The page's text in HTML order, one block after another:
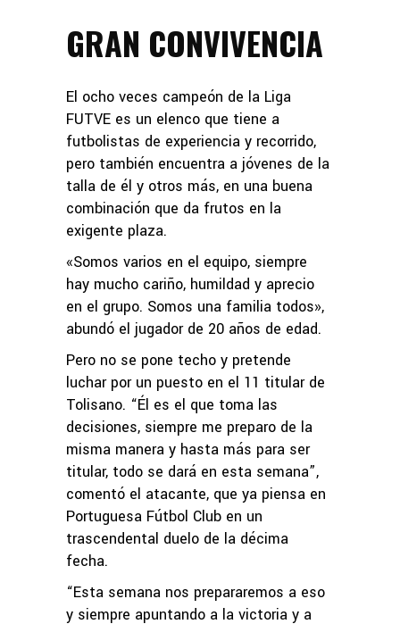
GRAN CONVIVENCIA
El ocho veces campeón de la Liga
FUTVE es un elenco que tiene a
futbolistas de experiencia y recorrido,
pero también encuentra a jóvenes de la
talla de él y otros más, en una buena
combinación que da frutos en la
exigente plaza.
«Somos varios en el equipo, siempre
hay mucho cariño, humildad y aprecio
en el grupo. Somos una familia todos»,
abundó el jugador de 20 años de edad.
Pero no se pone techo y pretende
luchar por un puesto en el 11 titular de
Tolisano. “Él es el que toma las
decisiones, siempre me preparo de la
misma manera y hasta más para ser
titular, todo se dará en esta semana”,
comentó el atacante, que ya piensa en
Portuguesa Fútbol Club en un
trascendental duelo de la décima
fecha.
“Esta semana nos prepararemos a eso
y siempre apuntando a la victoria y a